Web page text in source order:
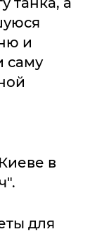
и
саму
в
для